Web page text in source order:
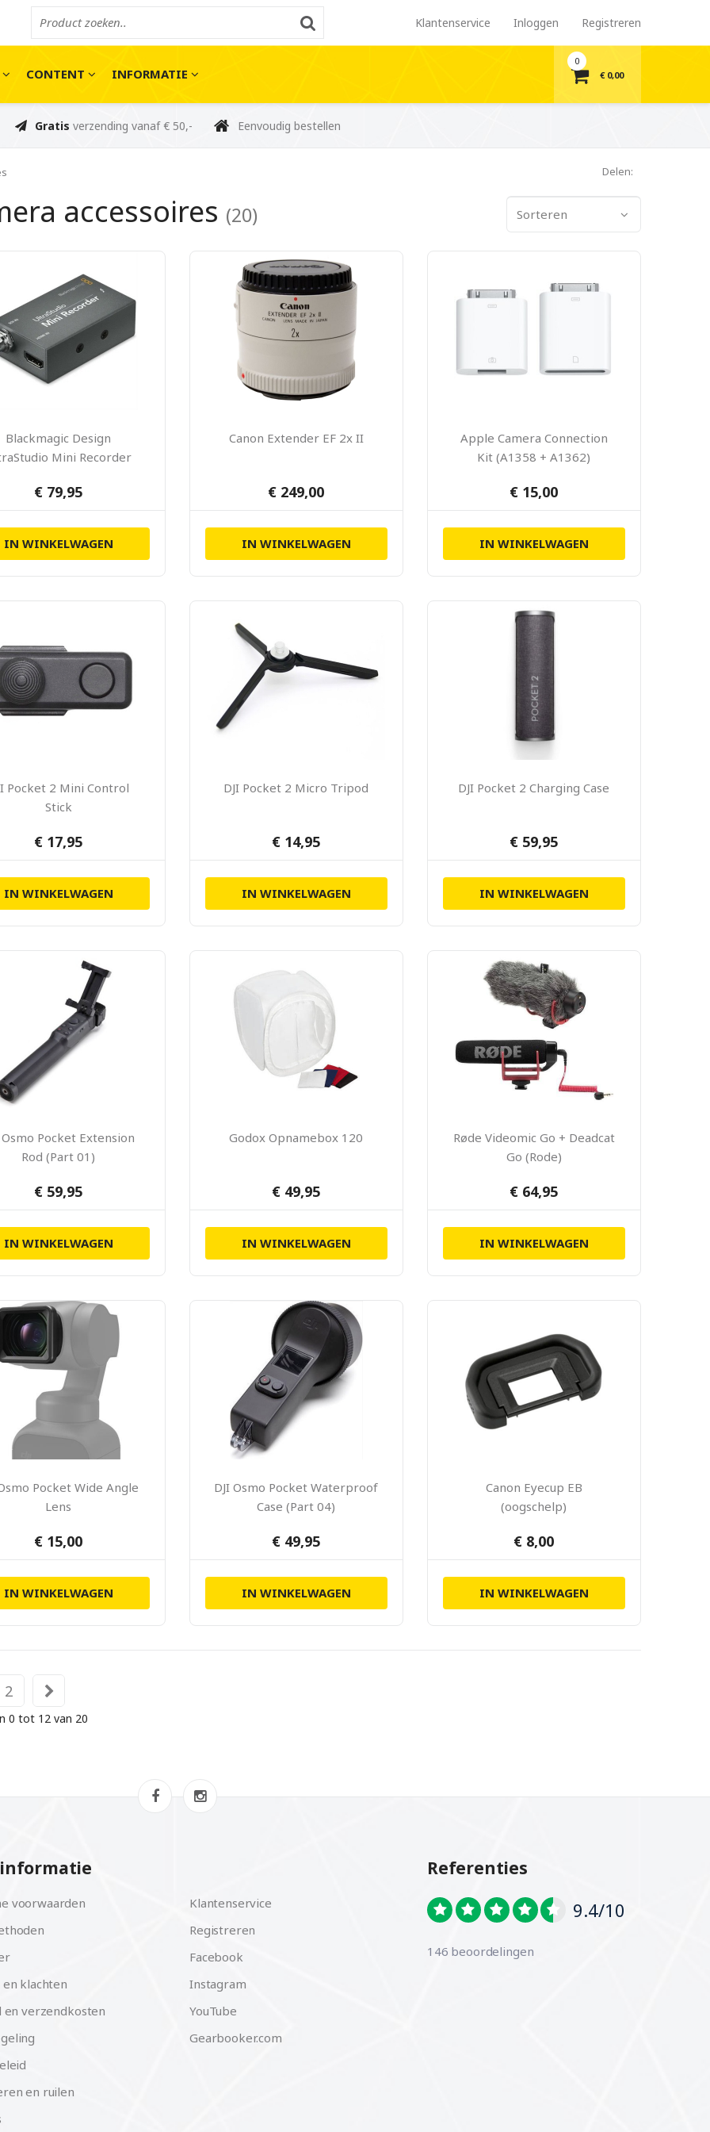
Klantenservice Inloggen Registreren
CONTENT INFORMATIE
0
€ 0,00
Gratis verzending vanaf € 50,- Eenvoudig bestellen
Delen:
Sorteren
accessoires (20)
Blackmagic Design
Mini Recorder
€ 79,95
IN WINKELWAGEN
Canon Extender EF 2x II
€ 249,00
IN WINKELWAGEN
Apple Camera Connection
Kit (A1358 + A1362)
€ 15,00
IN WINKELWAGEN
Pocket 2 Mini Control
Stick
€ 17,95
IN WINKELWAGEN
DJI Pocket 2 Micro Tripod
€ 14,95
IN WINKELWAGEN
DJI Pocket 2 Charging Case
€ 59,95
IN WINKELWAGEN
Osmo Pocket Extension
Rod (Part 01)
€ 59,95
IN WINKELWAGEN
Godox Opnamebox 120
€ 49,95
IN WINKELWAGEN
Røde Videomic Go + Deadcat
Go (Rode)
€ 64,95
IN WINKELWAGEN
Pocket Wide Angle
Lens
€ 15,00
IN WINKELWAGEN
DJI Osmo Pocket Waterproof
Case (Part 04)
€ 49,95
IN WINKELWAGEN
Canon Eyecup EB
(oogschelp)
€ 8,00
IN WINKELWAGEN
2
0 tot 12 van 20
voorwaarden
klachten
verzendkosten
en ruilen
Klantenservice
Registreren
Facebook
Instagram
YouTube
Gearbooker.com
Referenties
9.4/10
146 beoordelingen